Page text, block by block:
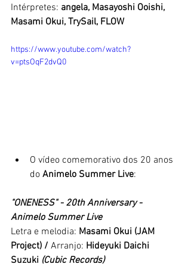
Intérpretes: angela, Masayoshi Ooishi,
Masami Okui, TrySail, FLOW
https://www.youtube.com/watch?
v=ptsOqF2dvQ0
O vídeo comemorativo dos 20 anos
do Animelo Summer Live:
"ONENESS" - 20th Anniversary -
Animelo Summer Live
Letra e melodia: Masami Okui (JAM
Project) / Arranjo: Hideyuki Daichi
Suzuki (Cubic Records)